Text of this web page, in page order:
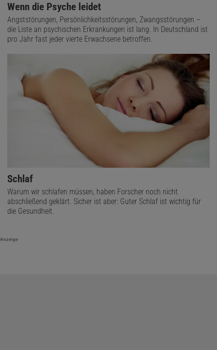
Wenn die Psyche leidet
Angststörungen, Persönlichkeitsstörungen, Zwangsstörungen –
die Liste an psychischen Erkrankungen ist lang. In Deutschland ist
pro Jahr fast jeder vierte Erwachsene betroffen.
Schlaf
Warum wir schlafen müssen, haben Forscher noch nicht
abschließend geklärt. Sicher ist aber: Guter Schlaf ist wichtig für
die Gesundheit.
Anzeige